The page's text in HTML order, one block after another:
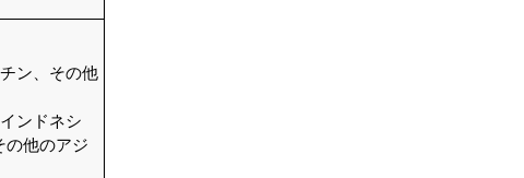
ン、その他
ンドネシ
の他のアジ